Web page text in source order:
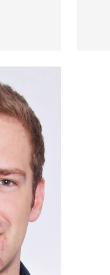
KONTAKTY